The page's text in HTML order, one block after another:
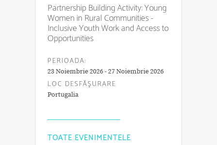
Partnership Building Activity: Young
Women in Rural Communities -
Inclusive Youth Work and Access to
Opportunities
PERIOADA:
23 Noiembrie 2026 - 27 Noiembrie 2026
LOC DESFĂŞURARE
Portugalia
TOATE EVENIMENTELE